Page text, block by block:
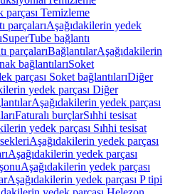
parçası Temizleme
parçalarıAşağıdakilerin yedek
SuperTube bağlantı
parçalarıBağlantılarAşağıdakilerin
bağlantılarıSoket
parçası Soket bağlantılarıDiğer
yedek parçası Diğer
Aşağıdakilerin yedek parçası
Faturalı burçlarSıhhi tesisat
yedek parçası Sıhhi tesisat
Aşağıdakilerin yedek parçası
Aşağıdakilerin yedek parçası
Aşağıdakilerin yedek parçası
Aşağıdakilerin yedek parçası P tipi